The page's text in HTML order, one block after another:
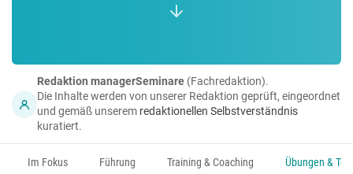
Redaktion managerSeminare (Fachredaktion).
Die Inhalte werden von unserer Redaktion geprüft, eingeordnet
und gemäß unserem redaktionellen Selbstverständnis
kuratiert.
Im Fokus Führung Training & Coaching Übungen &